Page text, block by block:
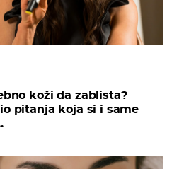
koži da zablista?
pitanja koja si i same